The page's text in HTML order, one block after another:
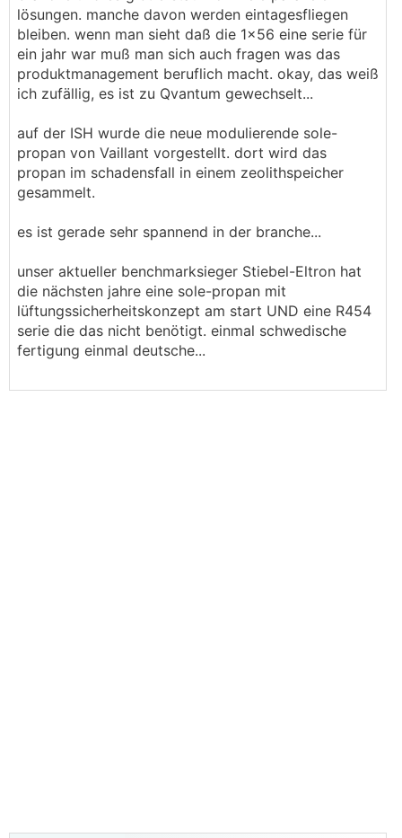
lösungen. manche davon werden eintagesfliegen
bleiben. wenn man sieht daß die 1x56 eine serie für
ein jahr war muß man sich auch fragen was das
produktmanagement beruflich macht. okay, das weiß
ich zufällig, es ist zu Qvantum gewechselt...
auf der ISH wurde die neue modulierende sole-
propan von Vaillant vorgestellt. dort wird das
propan im schadensfall in einem zeolithspeicher
gesammelt.
es ist gerade sehr spannend in der branche...
unser aktueller benchmarksieger Stiebel-Eltron hat
die nächsten jahre eine sole-propan mit
lüftungssicherheitskonzept am start UND eine R454
serie die das nicht benötigt. einmal schwedische
fertigung einmal deutsche...